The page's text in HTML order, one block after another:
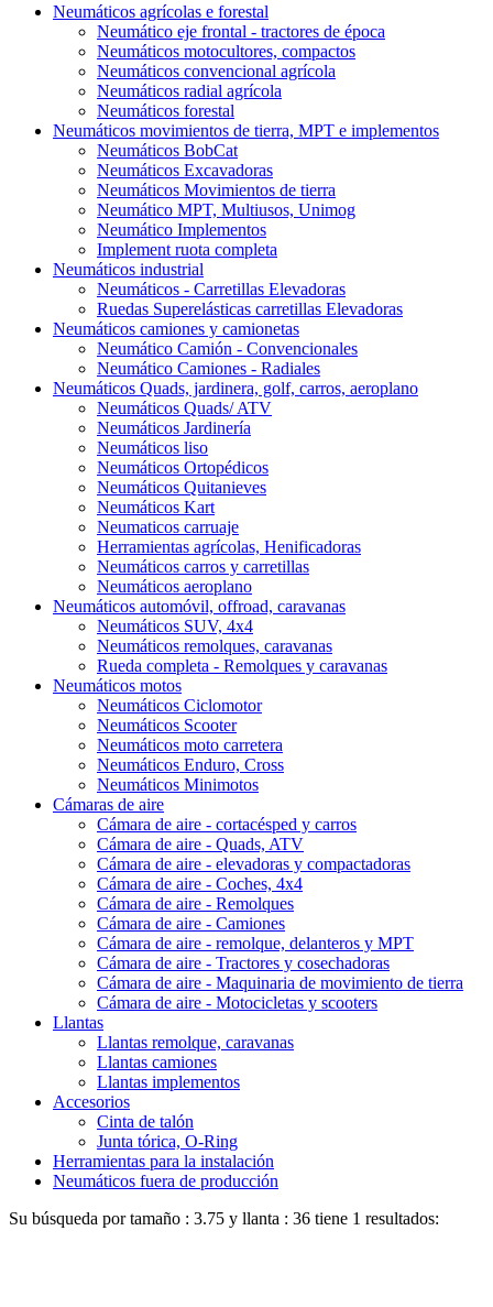
Neumáticos agrícolas e forestal
Neumático eje frontal - tractores de época
Neumáticos motocultores, compactos
Neumáticos convencional agrícola
Neumáticos radial agrícola
Neumáticos forestal
Neumáticos movimientos de tierra, MPT e implementos
Neumáticos BobCat
Neumáticos Excavadoras
Neumáticos Movimientos de tierra
Neumático MPT, Multiusos, Unimog
Neumático Implementos
Implement ruota completa
Neumáticos industrial
Neumáticos - Carretillas Elevadoras
Ruedas Superelásticas carretillas Elevadoras
Neumáticos camiones y camionetas
Neumático Camión - Convencionales
Neumático Camiones - Radiales
Neumáticos Quads, jardinera, golf, carros, aeroplano
Neumáticos Quads/ ATV
Neumáticos Jardinería
Neumáticos liso
Neumáticos Ortopédicos
Neumáticos Quitanieves
Neumáticos Kart
Neumaticos carruaje
Herramientas agrícolas, Henificadoras
Neumáticos carros y carretillas
Neumáticos aeroplano
Neumáticos automóvil, offroad, caravanas
Neumáticos SUV, 4x4
Neumáticos remolques, caravanas
Rueda completa - Remolques y caravanas
Neumáticos motos
Neumáticos Ciclomotor
Neumáticos Scooter
Neumáticos moto carretera
Neumáticos Enduro, Cross
Neumáticos Minimotos
Cámaras de aire
Cámara de aire - cortacésped y carros
Cámara de aire - Quads, ATV
Cámara de aire - elevadoras y compactadoras
Cámara de aire - Coches, 4x4
Cámara de aire - Remolques
Cámara de aire - Camiones
Cámara de aire - remolque, delanteros y MPT
Cámara de aire - Tractores y cosechadoras
Cámara de aire - Maquinaria de movimiento de tierra
Cámara de aire - Motocicletas y scooters
Llantas
Llantas remolque, caravanas
Llantas camiones
Llantas implementos
Accesorios
Cinta de talón
Junta tórica, O-Ring
Herramientas para la instalación
Neumáticos fuera de producción
Su búsqueda por tamaño : 3.75 y llanta : 36 tiene 1 resultados: